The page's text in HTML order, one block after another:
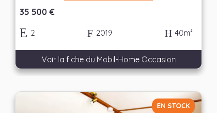
35 500 €
2 2019 40m²
Voir la fiche du Mobil-Home Occasion
EN STOCK